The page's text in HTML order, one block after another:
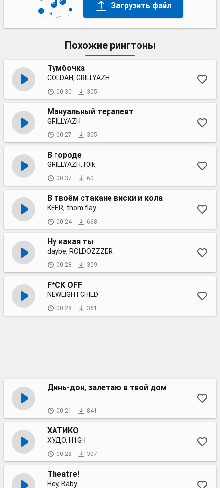
Загрузить файл
Похожие рингтоны
Тумбочка
COLDAH, GRILLYAZH
00:30 305
Мануальный терапевт
GRILLYAZH
00:27 305
В городе
GRILLYAZH, f0lk
00:37 60
В твоём стакане виски и кола
KEER, thom flay
00:24 668
Ну какая ты
daybe, ROLDOZZZER
00:28 309
F*CK OFF
NEWLIGHTCHILD
00:28 361
Динь-дон, залетаю в твой дом
00:21 841
ХАТИКО
ХУДО, H1GH
00:28 307
Theatre!
Hey, Baby